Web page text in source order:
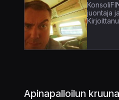
juontaja
Apinapalloilun